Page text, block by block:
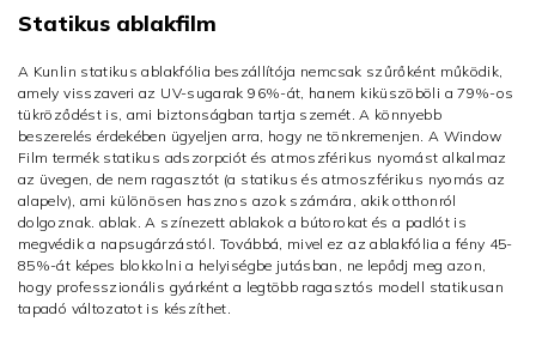
Statikus ablakfilm
A Kunlin statikus ablakfólia beszállítója nemcsak szűrőként működik,
amely visszaveri az UV-sugarak 96%-át, hanem kiküszöböli a 79%-os
tükröződést is, ami biztonságban tartja szemét. A könnyebb
beszerelés érdekében ügyeljen arra, hogy ne tönkremenjen. A Window
Film termék statikus adszorpciót és atmoszférikus nyomást alkalmaz
az üvegen, de nem ragasztót (a statikus és atmoszférikus nyomás az
alapelv), ami különösen hasznos azok számára, akik otthonról
dolgoznak. ablak. A színezett ablakok a bútorokat és a padlót is
megvédik a napsugárzástól. Továbbá, mivel ez az ablakfólia a fény 45-
85%-át képes blokkolni a helyiségbe jutásban, ne lepődj meg azon,
hogy professzionális gyárként a legtöbb ragasztós modell statikusan
tapadó változatot is készíthet.